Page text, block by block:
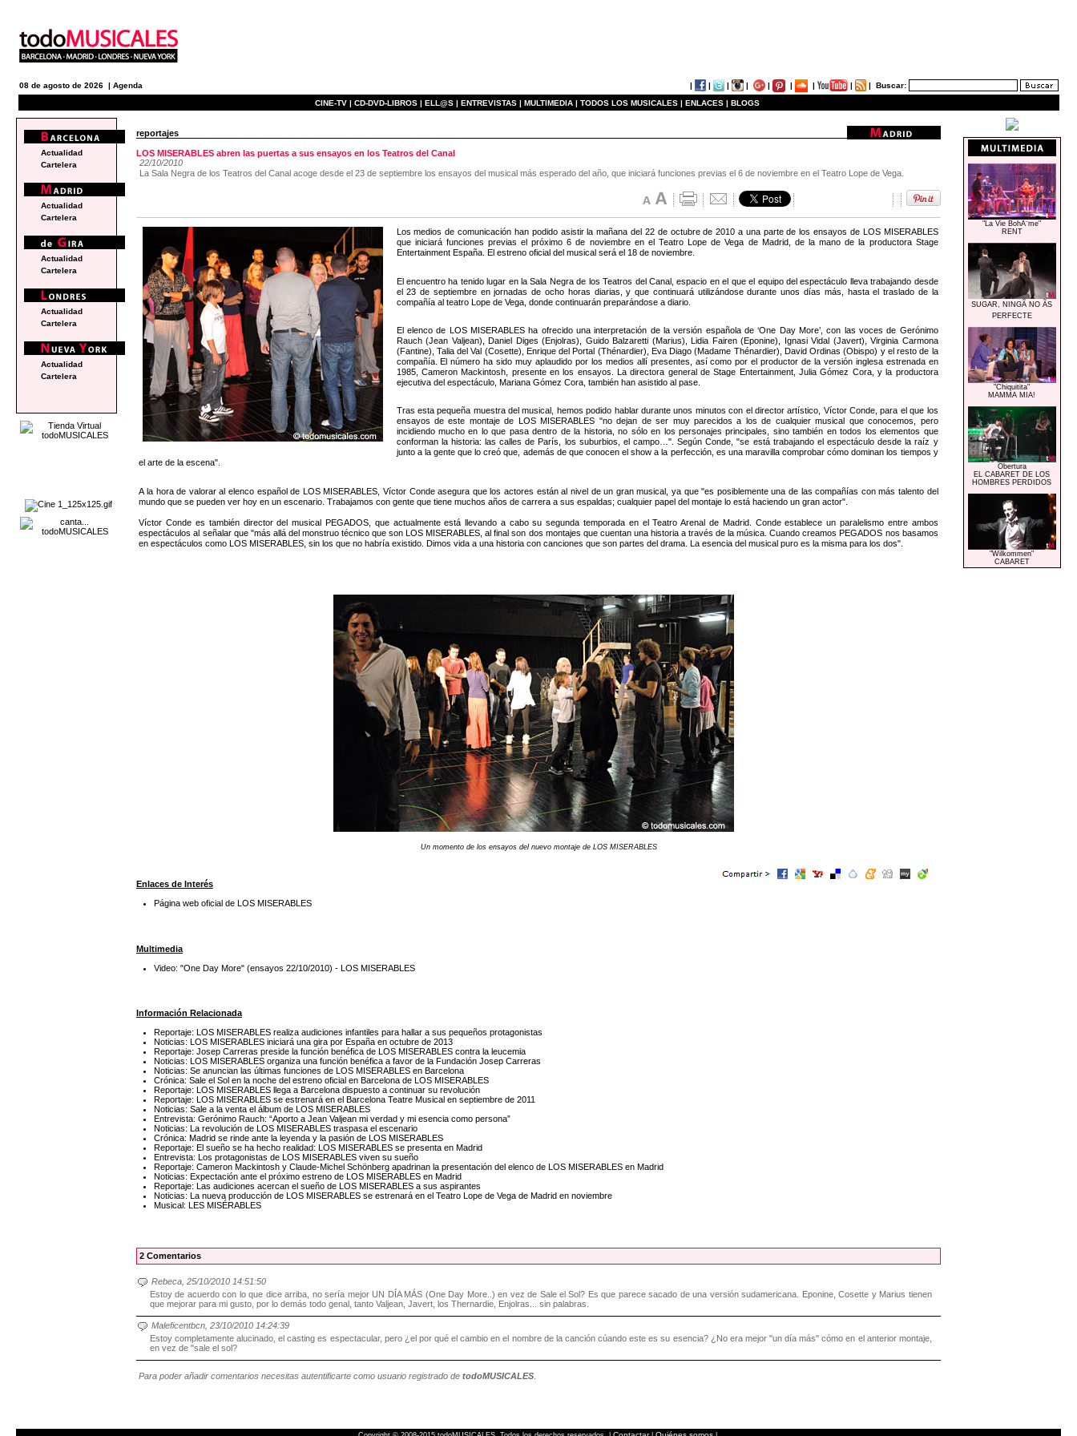
08 de agosto de 2026 | Agenda | | | | | | | | | Buscar:
CINE-TV | CD-DVD-LIBROS | ELL@S | ENTREVISTAS | MULTIMEDIA | TODOS LOS MUSICALES | ENLACES | BLOGS
reportajes
LOS MISERABLES abren las puertas a sus ensayos en los Teatros del Canal
22/10/2010
La Sala Negra de los Teatros del Canal acoge desde el 23 de septiembre los ensayos del musical más esperado del año, que iniciará funciones previas el 6 de noviembre en el Teatro Lope de Vega.
Los medios de comunicación han podido asistir la mañana del 22 de octubre de 2010 a una parte de los ensayos de LOS MISERABLES
que iniciará funciones previas el próximo 6 de noviembre en el Teatro Lope de Vega de Madrid, de la mano de la productora Stage
Entertainment España. El estreno oficial del musical será el 18 de noviembre.
El encuentro ha tenido lugar en la Sala Negra de los Teatros del Canal, espacio en el que el equipo del espectáculo lleva trabajando desde
el 23 de septiembre en jornadas de ocho horas diarias, y que continuará utilizándose durante unos días más, hasta el traslado de la
compañía al teatro Lope de Vega, donde continuarán preparándose a diario.
El elenco de LOS MISERABLES ha ofrecido una interpretación de la versión española de ‘One Day More’, con las voces de Gerónimo
Rauch (Jean Valjean), Daniel Diges (Enjolras), Guido Balzaretti (Marius), Lidia Fairen (Eponine), Ignasi Vidal (Javert), Virginia Carmona
(Fantine), Talia del Val (Cosette), Enrique del Portal (Thénardier), Eva Diago (Madame Thénardier), David Ordinas (Obispo) y el resto de la
compañía. El número ha sido muy aplaudido por los medios allí presentes, así como por el productor de la versión inglesa estrenada en
1985, Cameron Mackintosh, presente en los ensayos. La directora general de Stage Entertainment, Julia Gómez Cora, y la productora
ejecutiva del espectáculo, Mariana Gómez Cora, también han asistido al pase.
Tras esta pequeña muestra del musical, hemos podido hablar durante unos minutos con el director artístico, Víctor Conde, para el que los
ensayos de este montaje de LOS MISERABLES "no dejan de ser muy parecidos a los de cualquier musical que conocemos, pero
incidiendo mucho en lo que pasa dentro de la historia, no sólo en los personajes principales, sino también en todos los elementos que
conforman la historia: las calles de París, los suburbios, el campo…". Según Conde, "se está trabajando el espectáculo desde la raíz y
junto a la gente que lo creó que, además de que conocen el show a la perfección, es una maravilla comprobar cómo dominan los tiempos y
el arte de la escena".
A la hora de valorar al elenco español de LOS MISERABLES, Víctor Conde asegura que los actores están al nivel de un gran musical, ya que "es posiblemente una de las compañías con más talento del
mundo que se pueden ver hoy en un escenario. Trabajamos con gente que tiene muchos años de carrera a sus espaldas; cualquier papel del montaje lo está haciendo un gran actor".
Víctor Conde es también director del musical PEGADOS, que actualmente está llevando a cabo su segunda temporada en el Teatro Arenal de Madrid. Conde establece un paralelismo entre ambos
espectáculos al señalar que "más allá del monstruo técnico que son LOS MISERABLES, al final son dos montajes que cuentan una historia a través de la música. Cuando creamos PEGADOS nos basamos
en espectáculos como LOS MISERABLES, sin los que no habría existido. Dimos vida a una historia con canciones que son partes del drama. La esencia del musical puro es la misma para los dos".
Un momento de los ensayos del nuevo montaje de LOS MISERABLES
Enlaces de Interés
Página web oficial de LOS MISERABLES
Multimedia
Video: "One Day More" (ensayos 22/10/2010) - LOS MISERABLES
Información Relacionada
Reportaje: LOS MISERABLES realiza audiciones infantiles para hallar a sus pequeños protagonistas
Noticias: LOS MISERABLES iniciará una gira por España en octubre de 2013
Reportaje: Josep Carreras preside la función benéfica de LOS MISERABLES contra la leucemia
Noticias: LOS MISERABLES organiza una función benéfica a favor de la Fundación Josep Carreras
Noticias: Se anuncian las últimas funciones de LOS MISERABLES en Barcelona
Crónica: Sale el Sol en la noche del estreno oficial en Barcelona de LOS MISERABLES
Reportaje: LOS MISERABLES llega a Barcelona dispuesto a continuar su revolución
Reportaje: LOS MISERABLES se estrenará en el Barcelona Teatre Musical en septiembre de 2011
Noticias: Sale a la venta el álbum de LOS MISERABLES
Entrevista: Gerónimo Rauch: “Aporto a Jean Valjean mi verdad y mi esencia como persona”
Noticias: La revolución de LOS MISERABLES traspasa el escenario
Crónica: Madrid se rinde ante la leyenda y la pasión de LOS MISERABLES
Reportaje: El sueño se ha hecho realidad: LOS MISERABLES se presenta en Madrid
Entrevista: Los protagonistas de LOS MISERABLES viven su sueño
Reportaje: Cameron Mackintosh y Claude-Michel Schönberg apadrinan la presentación del elenco de LOS MISERABLES en Madrid
Noticias: Expectación ante el próximo estreno de LOS MISERABLES en Madrid
Reportaje: Las audiciones acercan el sueño de LOS MISERABLES a sus aspirantes
Noticias: La nueva producción de LOS MISERABLES se estrenará en el Teatro Lope de Vega de Madrid en noviembre
Musical: LES MISÉRABLES
2 Comentarios
Rebeca, 25/10/2010 14:51:50
Estoy de acuerdo con lo que dice arriba, no sería mejor UN DÍA MÁS (One Day More..) en vez de Sale el Sol? Es que parece sacado de una versión sudamericana. Eponine, Cosette y Marius tienen
que mejorar para mi gusto, por lo demás todo genal, tanto Valjean, Javert, los Thernardie, Enjolras... sin palabras.
Maleficentbcn, 23/10/2010 14:24:39
Estoy completamente alucinado, el casting es espectacular, pero ¿el por qué el cambio en el nombre de la canción cúando este es su esencia? ¿No era mejor "un día más" cómo en el anterior montaje,
en vez de "sale el sol?
Para poder añadir comentarios necesitas autentificarte como usuario registrado detodoMUSICALES.
Actualidad
Cartelera
Actualidad
Cartelera
Actualidad
Cartelera
Actualidad
Cartelera
Actualidad
Cartelera
"La Vie BohÃ¨me"
RENT
SUGAR, NINGÃ NO ÃS
PERFECTE
"Chiquitita"
MAMMA MIA!
Obertura
EL CABARET DE LOS
HOMBRES PERDIDOS
"Wilkommen"
CABARET